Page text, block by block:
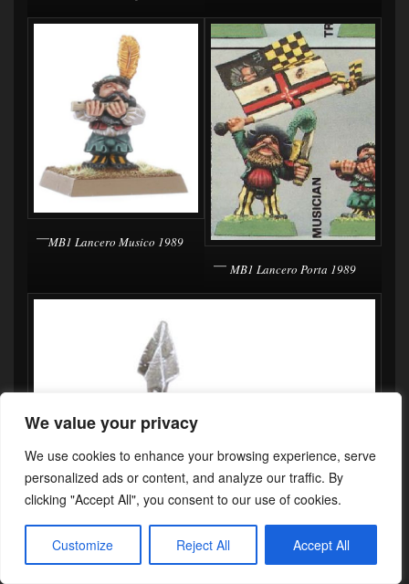
We value your privacy
We use cookies to enhance your browsing experience, serve
personalized ads or content, and analyze our traffic. By
clicking "Accept All", you consent to our use of cookies.
Customize Reject All Accept All
MB1 Lancero Musico 1989
MB1 Lancero Porta 1989